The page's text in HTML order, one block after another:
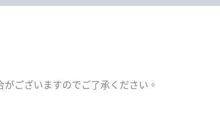
ございますのでご了承ください。